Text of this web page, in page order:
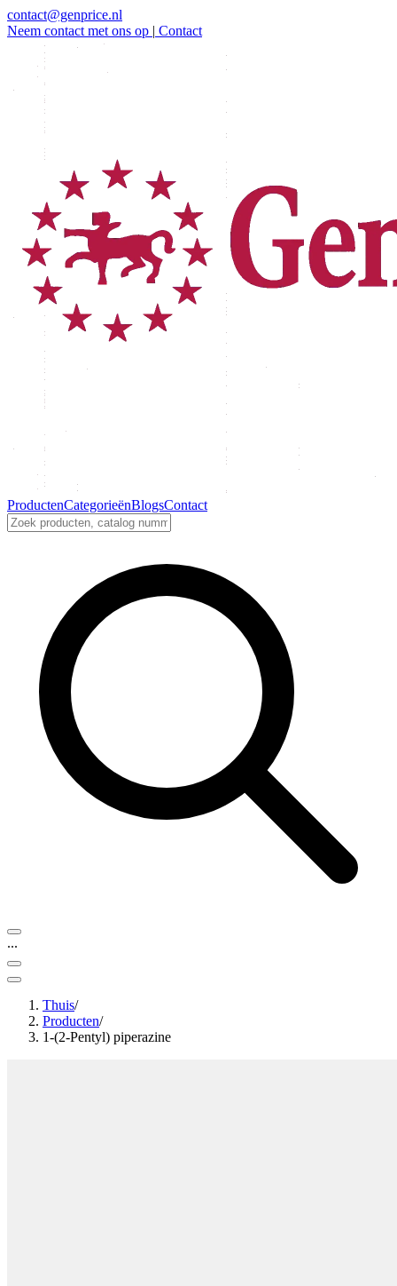
contact@genprice.nl
Neem contact met ons op | Contact
ProductenCategorieënBlogsContact
...
Thuis/
Producten/
1-(2-Pentyl) piperazine